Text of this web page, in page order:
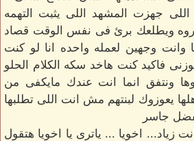
جهزت المشهد اللى يثبت التهمه
ويطلعك برئ فى نفس الوقت قصاد
وجهين لعمله واحده انا لو كنت
فاكيد كنت هاخد سكه الكلام الحلو
ونتفق انما انت عندك مايكفى من
يعوزوك لبنتهم مش انت اللى تطلبها
جاسر
زياد... اخويا ... ياترى يا اخويا هتقول